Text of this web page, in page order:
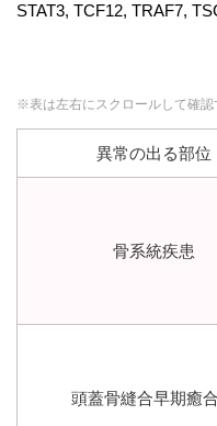
STAT3, TCF12, TRAF7,
※表は左右にスクロールして確認
異常の出る部位
骨系統疾患
頭蓋骨縫合早期癒